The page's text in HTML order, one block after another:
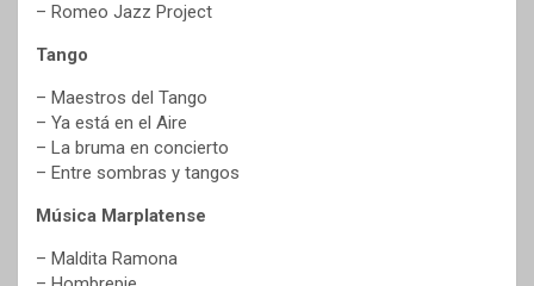
– Romeo Jazz Project
Tango
– Maestros del Tango
– Ya está en el Aire
– La bruma en concierto
– Entre sombras y tangos
Música Marplatense
– Maldita Ramona